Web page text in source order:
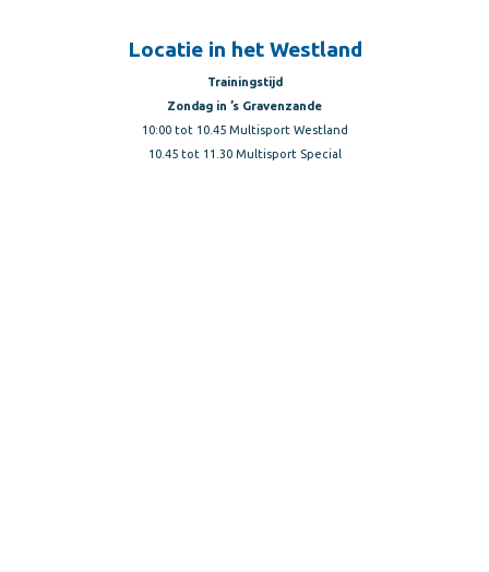
Locatie in het Westland
Trainingstijd
Zondag in ’s Gravenzande
10:00 tot 10.45 Multisport Westland
10.45 tot 11.30 Multisport Special